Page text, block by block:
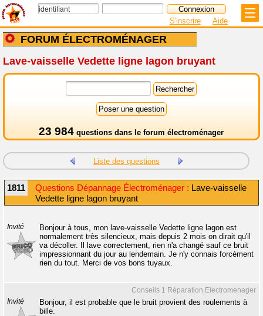
FORUM ÉLECTROMÉNAGER
S'inscrire Aide
Lave-vaisselle Vedette ligne lagon bruyant
23 984 questions dans le forum électroménager
Liste des questions
1811 Questions Dépannage Électroménager : Lave-vaisselle
Vedette ligne lagon bruyant
Invité
Bonjour à tous, mon lave-vaisselle Vedette ligne lagon est
normalement très silencieux, mais depuis 2 mois on dirait qu'il
va décoller. Il lave correctement, rien n'a changé sauf ce bruit
impressionnant du jour au lendemain. Je n'y connais forcément
rien du tout. Merci de vos bons tuyaux.
Conseils 1 Réparation Electromenager
Invité
Bonjour, il est probable que le bruit provient des roulements à
bille.